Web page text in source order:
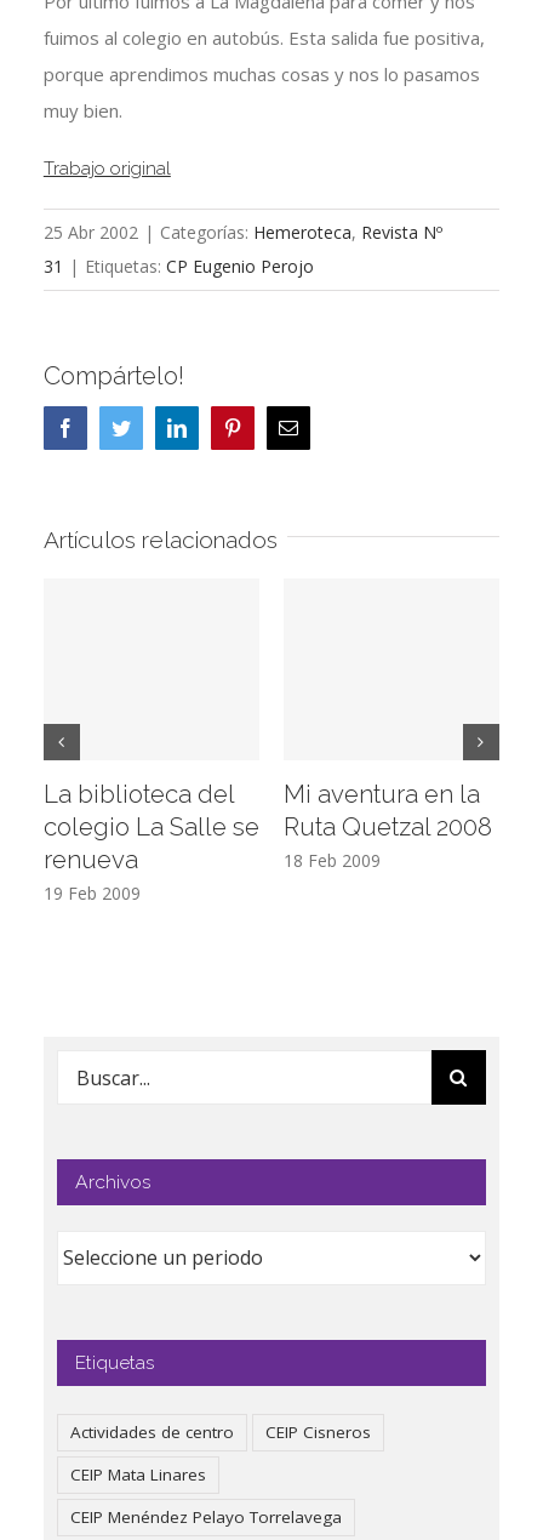
fuimos al colegio en autobús. Esta salida fue positiva,
porque aprendimos muchas cosas y nos lo pasamos
muy bien.
Trabajo original
25 Abr 2002 | Categorías: Hemeroteca, Revista Nº
31 | Etiquetas: CP Eugenio Perojo
Compártelo!
FacebookTwitterLinkedInPinterestCorreo
electrónico
Artículos relacionados
La biblioteca del
colegio La Salle se
renueva
19 Feb 2009
Mi aventura en la
Ruta Quetzal 2008
18 Feb 2009
Buscar:
Archivos
Etiquetas
Actividades de centro
CEIP Cisneros
CEIP Mata Linares
CEIP Menéndez Pelayo Torrelavega